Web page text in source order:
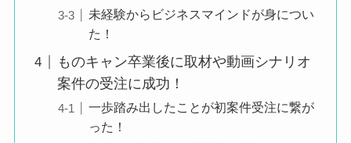
未経験からビジネスマインドが身につい
た！
ものキャン卒業後に取材や動画シナリオ
案件の受注に成功！
一歩踏み出したことが初案件受注に繋が
った！